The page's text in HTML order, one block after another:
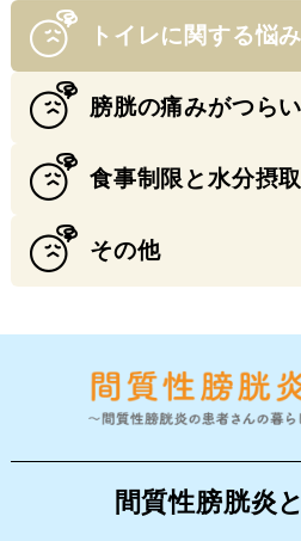
トイレに関する悩み
膀胱の痛みがつらい
食事制限と水分摂取
その他
間質性膀胱炎